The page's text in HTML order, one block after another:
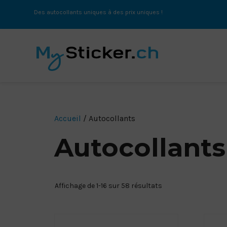
Des autocollants uniques à des prix uniques !
Accueil / Autocollants
Autocollants
Affichage de 1-16 sur 58 résultats